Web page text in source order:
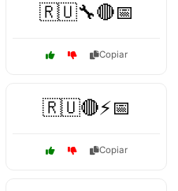
🇷🇺🔧🔴📅
Copiar
🇷🇺🔴⚡📅
Copiar